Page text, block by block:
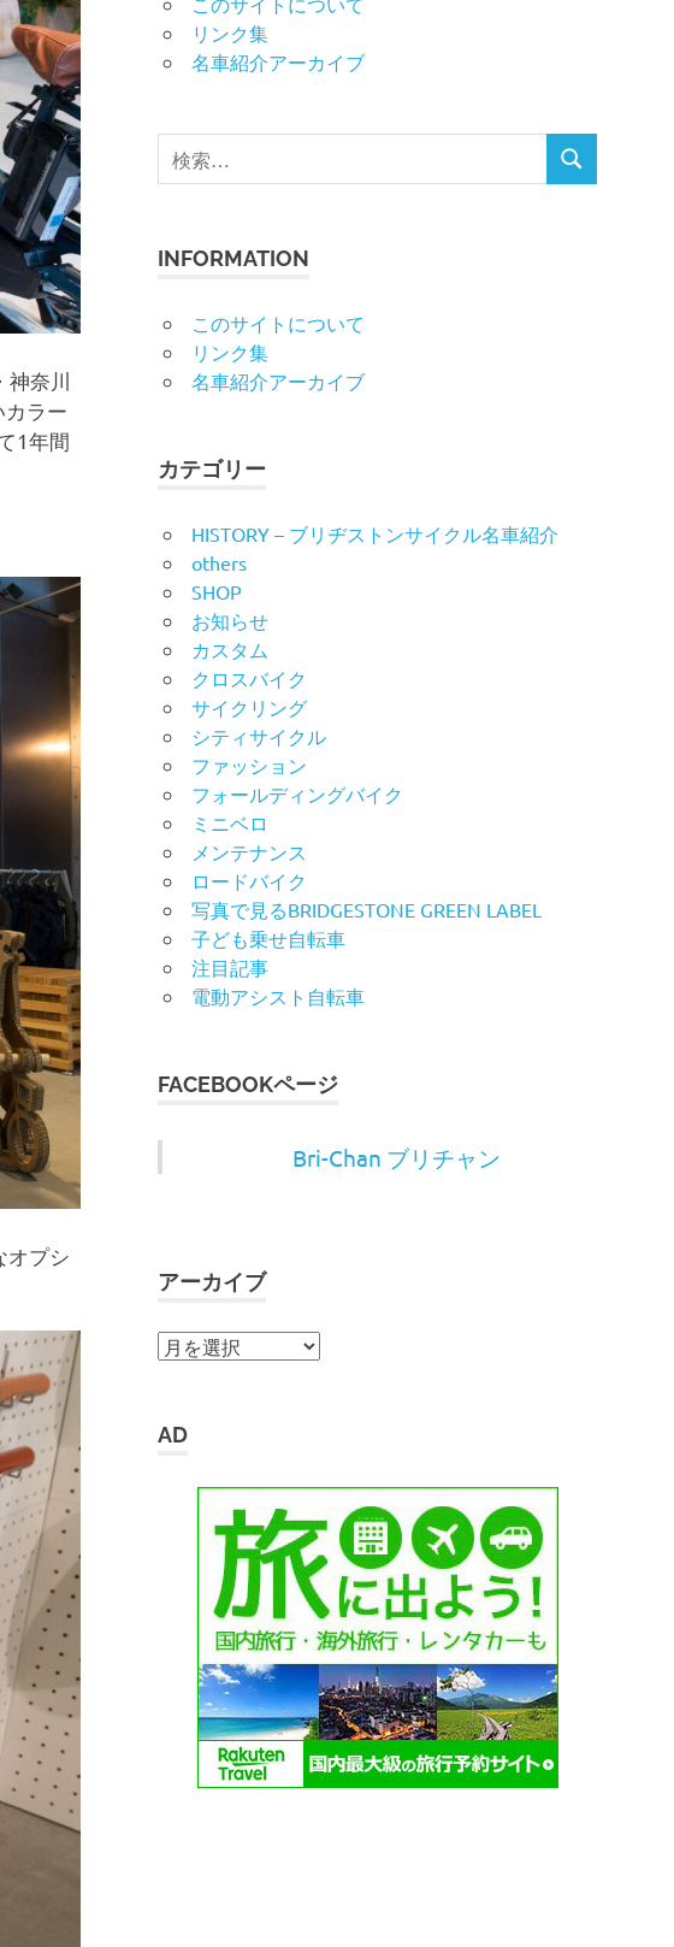
神奈川
ラー
1年間
オプシ
リンク集
名車紹介アーカイブ
検
索
検
INFORMATION
このサイトについて
リンク集
名車紹介アーカイブ
カテゴリー
HISTORY – ブリヂストンサイクル名車紹介
others
SHOP
お知らせ
カスタム
クロスバイク
サイクリング
シティサイクル
ファッション
フォールディングバイク
ミニベロ
メンテナンス
ロードバイク
写真で見るBRIDGESTONE GREEN LABEL
子ども乗せ自転車
注目記事
電動アシスト自転車
FACEBOOKページ
Bri-Chan ブリチャン
アーカイブ
ア
イ
AD